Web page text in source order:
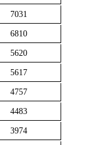
7031
6810
5620
5617
4757
4483
3974